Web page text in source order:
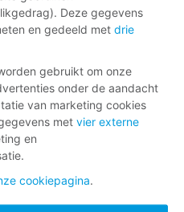
Deze gegevens
en gedeeld met drie
gebruikt om onze
onder de aandacht
van marketing cookies
met vier externe
en
cookiepagina.